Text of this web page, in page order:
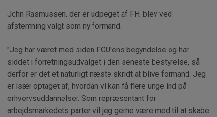
John Rasmussen, der er udpeget af FH, blev ved
afstemning valgt som ny formand.
"Jeg har været med siden FGU'ens begyndelse og har
siddet i forretningsudvalget i den seneste bestyrelse, så
derfor er det et naturligt næste skridt at blive formand. Jeg
er især optaget af, hvordan vi kan få flere unge ind på
erhvervsuddannelser. Som repræsentant for
arbejdsmarkedets parter vil jeg gerne være med til at skabe